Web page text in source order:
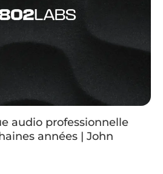
audio professionnelle
années | John